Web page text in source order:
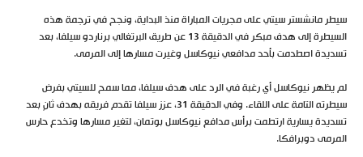
سيطر مانشستر سيتي على مجريات المباراة منذ البداية، ونجح في ترجمة هذه
السيطرة إلى هدف مبكر في الدقيقة 13 عن طريق البرتغالي برناردو سيلفا، بعد
تسديدة اصطدمت بأحد مدافعي نيوكاسل وغيرت مسارها إلى المرمى.
لم يظهر نيوكاسل أي رغبة في الرد على هدف سيلفا، مما سمح للسيتي بفرض
سيطرته التامة على اللقاء. وفي الدقيقة 31، عزز سيلفا تقدم فريقه بهدف ثانٍ بعد
تسديدة يسارية ارتطمت برأس مدافع نيوكاسل بوتمان، لتغير مسارها وتخدع حارس
المرمى دوبرافكا.